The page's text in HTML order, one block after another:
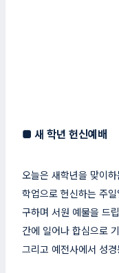
■ 새 학년 헌신예배
오늘은 새학년을 맞이
학업으로 헌신하는 주
구하며 서원 예물을 드
간에 일어나 합심으로
그리고 예전사에서 성